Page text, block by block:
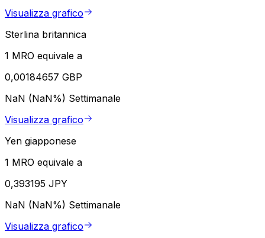
Visualizza grafico
Sterlina britannica
1 MRO equivale a
0,00184657 GBP
NaN (NaN%) Settimanale
Visualizza grafico
Yen giapponese
1 MRO equivale a
0,393195 JPY
NaN (NaN%) Settimanale
Visualizza grafico